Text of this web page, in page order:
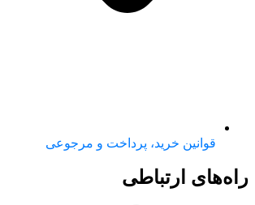
قوانین خرید، پرداخت و مرجوعی
راه‌های ارتباطی